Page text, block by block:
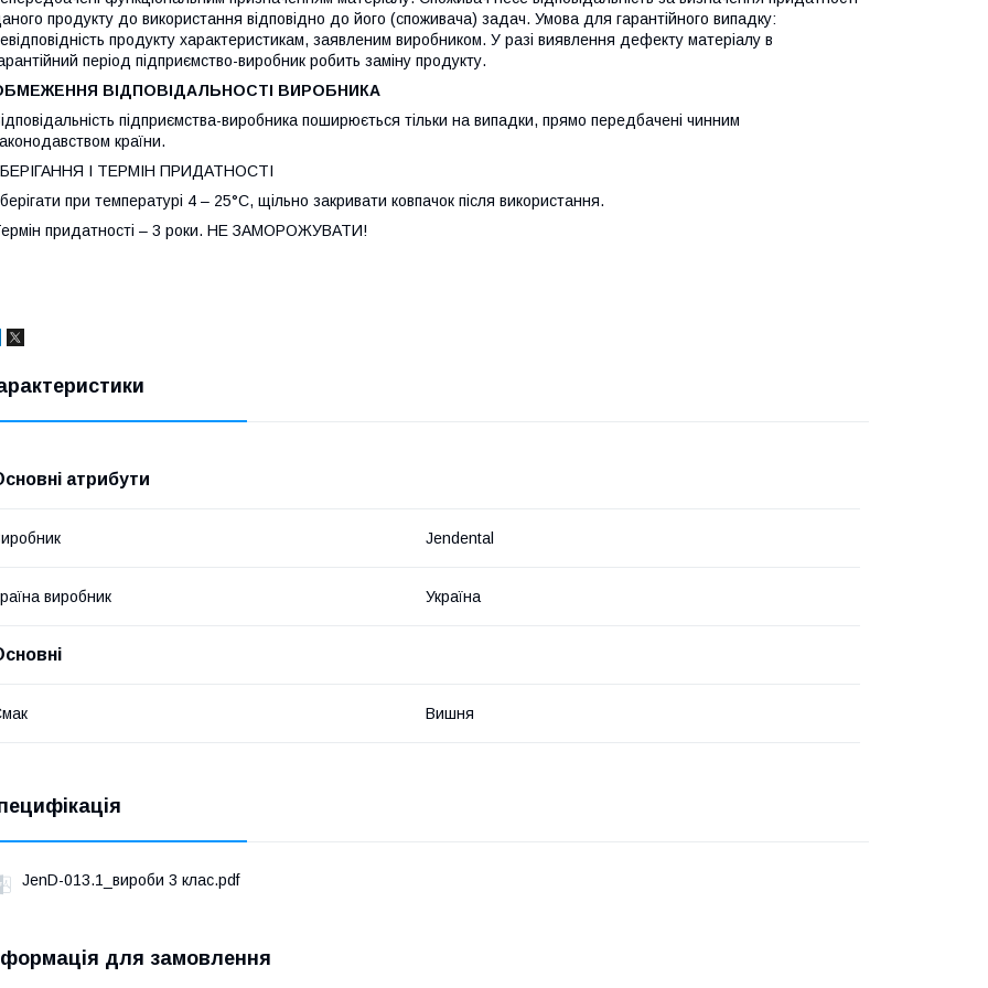
продукту до використання відповідно до його (споживача) задач. Умова для гарантійного випадку:
продукту характеристикам, заявленим виробником. У разі виявлення дефекту матеріалу в
період підприємство-виробник робить заміну продукту.
ВІДПОВІДАЛЬНОСТІ ВИРОБНИКА
підприємства-виробника поширюється тільки на випадки, прямо передбачені чинним
країни.
І ТЕРМІН ПРИДАТНОСТІ
при температурі 4 – 25°C, щільно закривати ковпачок після використання.
придатності – 3 роки. НЕ ЗАМОРОЖУВАТИ!
атрибути
Jendental
виробник Україна
Вишня
JenD-013.1_вироби 3 клас.pdf
для замовлення